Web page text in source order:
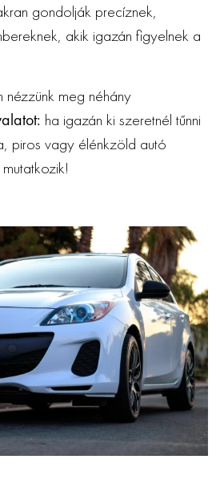
gondolják precíznek,
akik igazán figyelnek a
nézzünk meg néhány
ha igazán ki szeretnél tűnni
piros vagy élénkzöld autó